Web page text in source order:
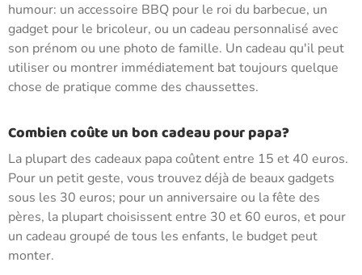
humour: un accessoire BBQ pour le roi du barbecue, un
gadget pour le bricoleur, ou un cadeau personnalisé avec
son prénom ou une photo de famille. Un cadeau qu'il peut
utiliser ou montrer immédiatement bat toujours quelque
chose de pratique comme des chaussettes.
Combien coûte un bon cadeau pour papa?
La plupart des cadeaux papa coûtent entre 15 et 40 euros.
Pour un petit geste, vous trouvez déjà de beaux gadgets
sous les 30 euros; pour un anniversaire ou la fête des
pères, la plupart choisissent entre 30 et 60 euros, et pour
un cadeau groupé de tous les enfants, le budget peut
monter.